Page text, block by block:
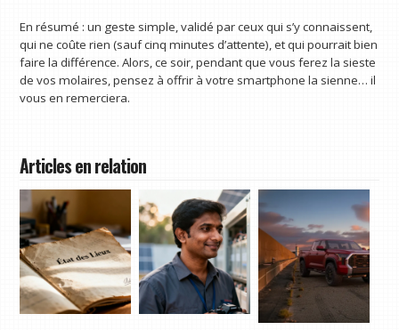
En résumé : un geste simple, validé par ceux qui s’y connaissent,
qui ne coûte rien (sauf cinq minutes d’attente), et qui pourrait bien
faire la différence. Alors, ce soir, pendant que vous ferez la sieste
de vos molaires, pensez à offrir à votre smartphone la sienne… il
vous en remerciera.
Articles en relation